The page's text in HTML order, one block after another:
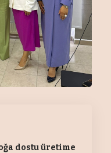
dostu üretime